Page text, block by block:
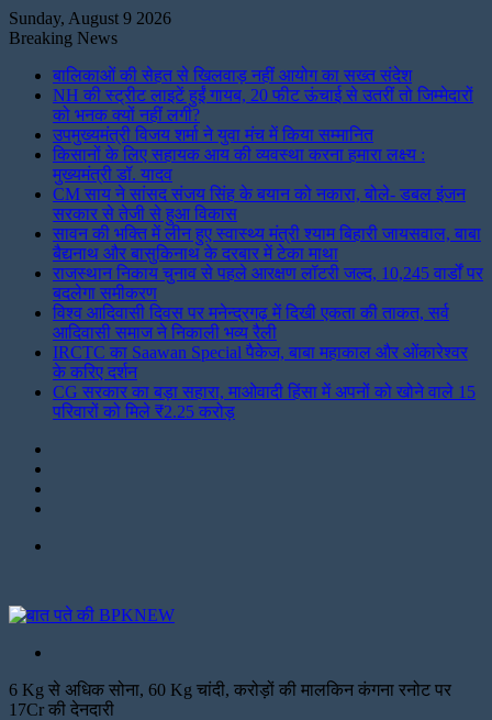
Sunday, August 9 2026
Breaking News
बालिकाओं की सेहत से खिलवाड़ नहीं आयोग का सख्त संदेश
NH की स्ट्रीट लाइटें हुईं गायब, 20 फीट ऊंचाई से उतरीं तो जिम्मेदारों
को भनक क्यों नहीं लगी?
उपमुख्यमंत्री विजय शर्मा ने युवा मंच में किया सम्मानित
किसानों के लिए सहायक आय की व्यवस्था करना हमारा लक्ष्य :
मुख्यमंत्री डॉ. यादव
CM साय ने सांसद संजय सिंह के बयान को नकारा, बोले- डबल इंजन
सरकार से तेजी से हुआ विकास
सावन की भक्ति में लीन हुए स्वास्थ्य मंत्री श्याम बिहारी जायसवाल, बाबा
बैद्यनाथ और बासुकिनाथ के दरबार में टेका माथा
राजस्थान निकाय चुनाव से पहले आरक्षण लॉटरी जल्द, 10,245 वार्डों पर
बदलेगा समीकरण
विश्व आदिवासी दिवस पर मनेन्द्रगढ़ में दिखी एकता की ताकत, सर्व
आदिवासी समाज ने निकाली भव्य रैली
IRCTC का Saawan Special पैकेज, बाबा महाकाल और ओंकारेश्वर
के करिए दर्शन
CG सरकार का बड़ा सहारा, माओवादी हिंसा में अपनों को खोने वाले 15
परिवारों को मिले ₹2.25 करोड़
6 Kg से अधिक सोना, 60 Kg चांदी, करोड़ों की मालकिन कंगना रनोट पर
17Cr की देनदारी